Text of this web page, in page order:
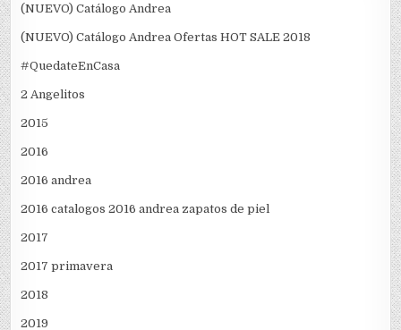
(NUEVO) Catálogo Andrea
(NUEVO) Catálogo Andrea Ofertas HOT SALE 2018
#QuedateEnCasa
2 Angelitos
2015
2016
2016 andrea
2016 catalogos 2016 andrea zapatos de piel
2017
2017 primavera
2018
2019